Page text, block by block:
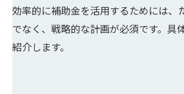
効率的に補助金を活用するためには、
でなく、戦略的な計画が必須です。具
紹介します。